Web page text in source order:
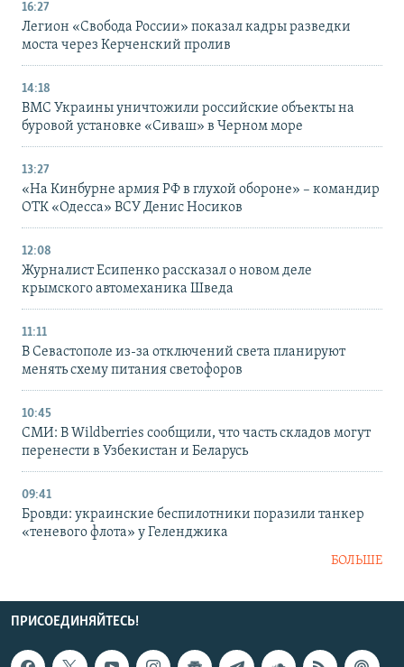
16:27
Легион «Свобода России» показал кадры разведки
моста через Керченский пролив
14:18
ВМС Украины уничтожили российские объекты на
буровой установке «Сиваш» в Черном море
13:27
«На Кинбурне армия РФ в глухой обороне» – командир
ОТК «Одесса» ВСУ Денис Носиков
12:08
Журналист Есипенко рассказал о новом деле
крымского автомеханика Шведа
11:11
В Севастополе из-за отключений света планируют
менять схему питания светофоров
10:45
СМИ: В Wildberries сообщили, что часть складов могут
перенести в Узбекистан и Беларусь
09:41
Бровди: украинские беспилотники поразили танкер
«теневого флота» у Геленджика
БОЛЬШЕ
ПРИСОЕДИНЯЙТЕСЬ!